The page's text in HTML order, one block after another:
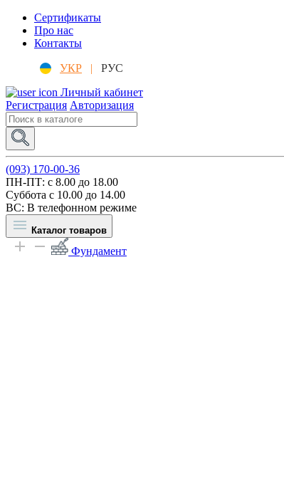
Сертификаты
Про нас
Контакты
УКР |
РУС
Личный кабинет
Регистрация Авторизация
(093) 170-00-36
ПН-ПТ: c 8.00 до 18.00
Суббота с 10.00 до 14.00
ВС: В телефонном режиме
Каталог товаров
Фундамент